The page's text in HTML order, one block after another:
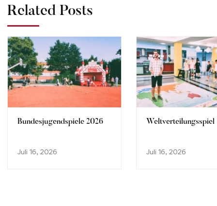
Related Posts
Bundesjugendspiele 2026
Juli 16, 2026
Weltverteilungsspiel
Juli 16, 2026